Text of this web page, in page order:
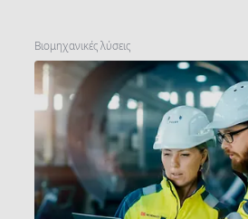
Βιομηχανικές λύσεις